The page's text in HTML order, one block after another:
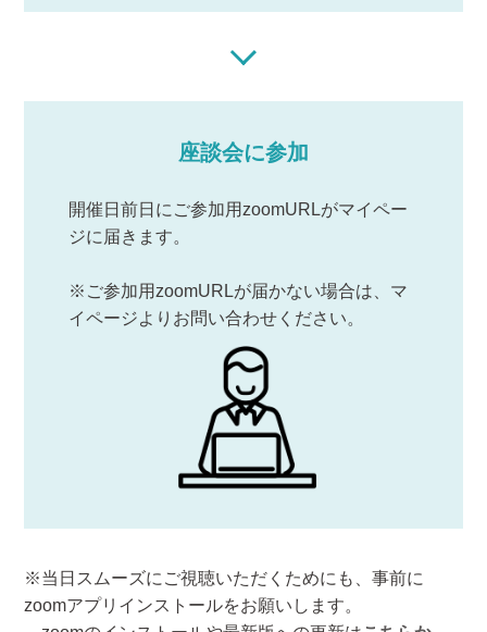
座談会に参加
開催日前日にご参加用zoomURLがマイペー
ジに届きます。
※ご参加用zoomURLが届かない場合は、マ
イページよりお問い合わせください。
※当日スムーズにご視聴いただくためにも、事前に
zoomアプリインストールをお願いします。